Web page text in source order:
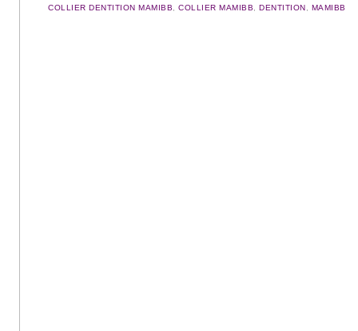
COLLIER DENTITION MAMIBB ,COLLIER MAMIBB ,DENTITION MAMIBB